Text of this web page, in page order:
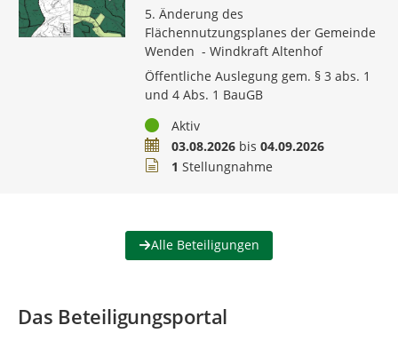
5. Änderung des
Flächennutzungsplanes der Gemeinde
Wenden - Windkraft Altenhof
Öffentliche Auslegung gem. § 3 abs. 1
und 4 Abs. 1 BauGB
StatusAktiv
Zeitraum03.08.2026bis 04.09.2026
Stellungnahmen
1 Stellungnahme
Alle Beteiligungen
Das Beteiligungsportal